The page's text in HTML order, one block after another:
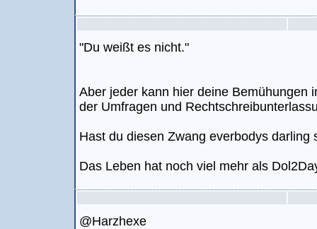
"Du weißt es nicht."
Aber jeder kann hier deine Bemühungen
der Umfragen und
Hast du diesen Zwang everbodys darling
Das Leben hat noch viel mehr als
@Harzhexe